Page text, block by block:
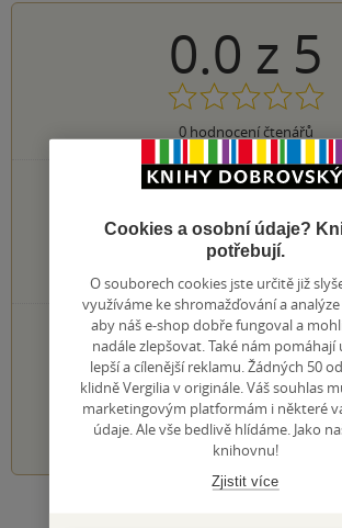
0.0 z 5
0hodnocení čtenářů
0×
5 hvězdiček
0×
3 hvězdičky
0×
2 hvězdičky
0×
1 hvezdička
PŘIDEJTE SVÉ HODNOCENÍ
Hodnocení našich knihkupců: 0.0 z
1 2 3 4 5
Cookies a osobní údaje?
potřebují.
O souborech cookies jste určitě již
využíváme ke shromažďování a
aby náš e-shop dobře fungoval a
nadále zlepšovat. Také nám pomáhají
lepší a cílenější reklamu. Žádných 50
klidně Vergilia v originále. Váš souhlas
marketingovým platformám i některé
údaje. Ale vše bedlivě hlídáme. Jako
knihovnu!
Zjistit více